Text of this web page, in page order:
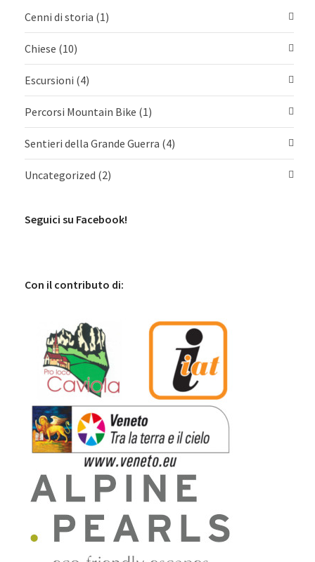
Cenni di storia (1)
Chiese (10)
Escursioni (4)
Percorsi Mountain Bike (1)
Sentieri della Grande Guerra (4)
Uncategorized (2)
Seguici su Facebook!
Con il contributo di: